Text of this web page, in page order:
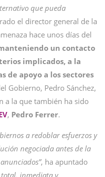
que pueda
el director general de la
hace unos días del
un contacto
implicados, a la
de apoyo a los sectores
Gobierno, Pedro Sánchez,
a la que también ha sido
, Pedro Ferrer.
a redoblar esfuerzos y
negociada antes de la
, ha apuntado
inmediata y